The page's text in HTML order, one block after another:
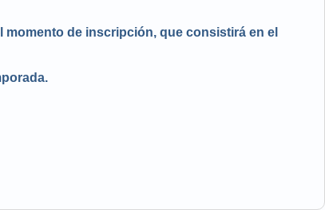
momento de inscripción, que consistirá en el